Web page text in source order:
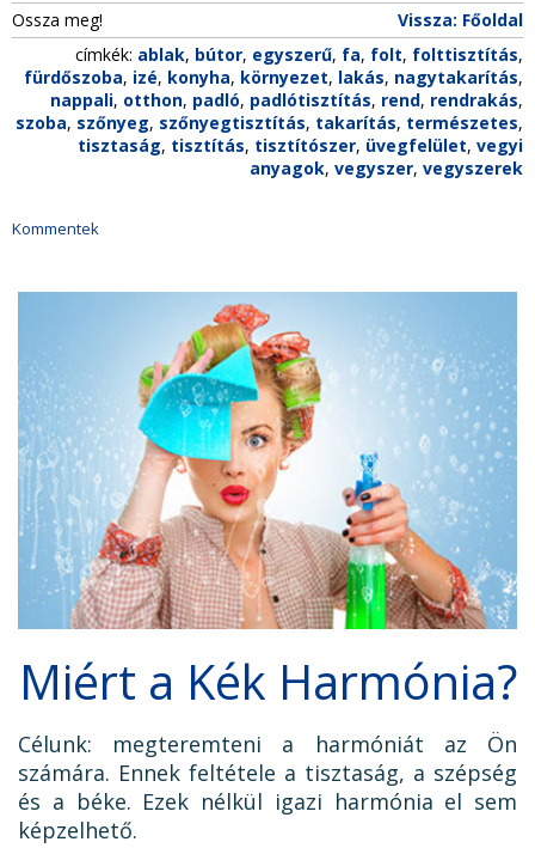
Ossza meg!
Vissza: Főoldal
címkék: ablak, bútor, egyszerű, fa, folt, folttisztítás,
fürdőszoba, izé, konyha, környezet, lakás, nagytakarítás,
nappali, otthon, padló, padlótisztítás, rend, rendrakás,
szoba, szőnyeg, szőnyegtisztítás, takarítás, természetes,
tisztaság, tisztítás, tisztítószer, üvegfelület, vegyi
anyagok, vegyszer, vegyszerek
Kommentek
Miért a Kék Harmónia?
Célunk: megteremteni a harmóniát az Ön
számára. Ennek feltétele a tisztaság, a szépség
és a béke. Ezek nélkül igazi harmónia el sem
képzelhető.